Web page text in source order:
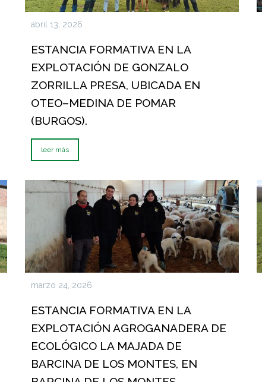
abril 13, 2026
ESTANCIA FORMATIVA EN LA
EXPLOTACIÓN DE GONZALO
ZORRILLA PRESA, UBICADA EN
OTEO–MEDINA DE POMAR
(BURGOS).
leer más
marzo 24, 2026
ESTANCIA FORMATIVA EN LA
EXPLOTACIÓN AGROGANADERA DE
ECOLÓGICO LA MAJADA DE
BARCINA DE LOS MONTES, EN